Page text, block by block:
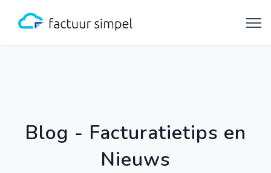
Blog - Facturatietips en
Nieuws